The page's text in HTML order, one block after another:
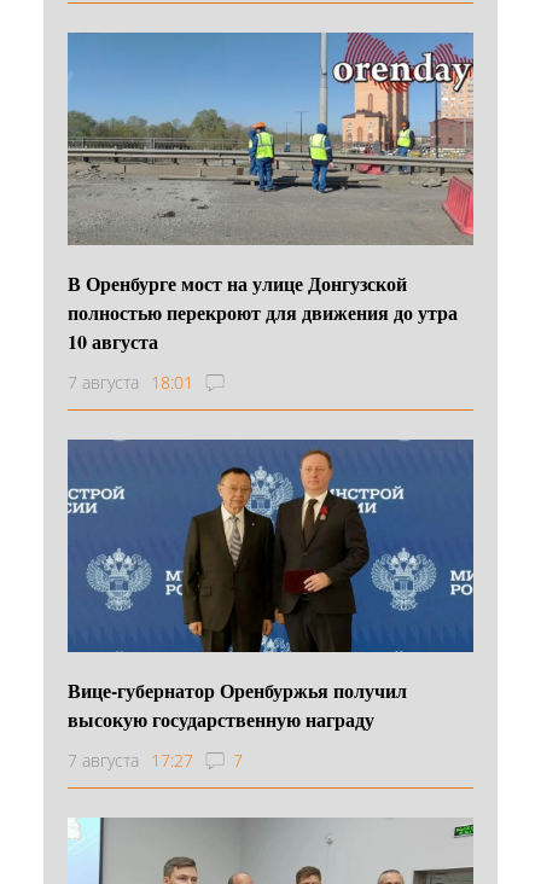
В Оренбурге мост на улице Донгузской
полностью перекроют для движения до утра
10 августа
7 августа 18:01
Вице-губернатор Оренбуржья получил
высокую государственную награду
7 августа 17:27 7